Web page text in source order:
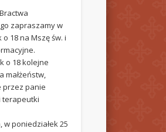
zapraszamy w
18 na Mszę św. i
o 18 kolejne
małżeństw,
panie
terapeutki
w poniedziałek 25